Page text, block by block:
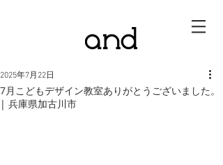
7月こどもデザイン教室ありがとうございました。
| 兵庫県加古川市
2025年7月22日